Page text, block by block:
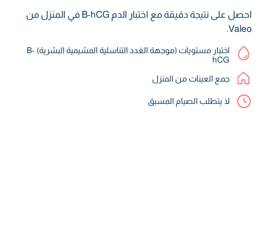
احصل على نتيجة دقيقة مع اختبار الدم B-hCG في المنزل من
Valeo.
اختبار مستويات (موجهة الغدد التناسلية المشيمية البشرية) B-
hCG
جمع العينات من المنزل
لا يتطلب الصيام المسبق